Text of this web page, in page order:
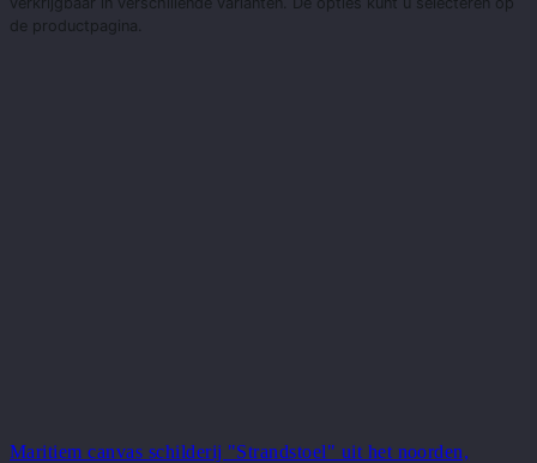
de productpagina.
Maritiem canvas schilderij "Strandstoel" uit het noorden,